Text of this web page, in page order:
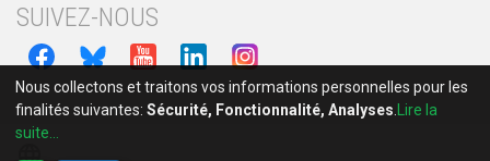
SUIVEZ-NOUS
language
Nous collectons et traitons vos informations personnelles pour les
finalités suivantes: Sécurité, Fonctionnalité, Analyses
Lire la
suite...